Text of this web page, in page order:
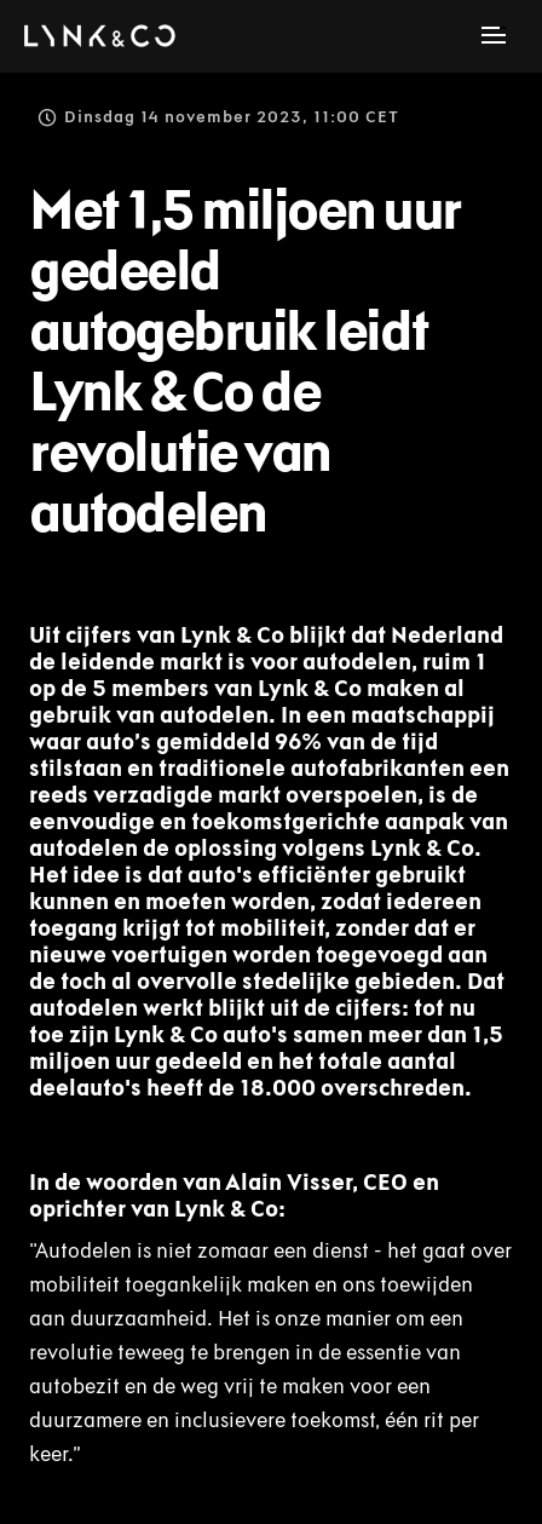
Dinsdag 14 november 2023, 11:00 CET
Met 1,5 miljoen uur
gedeeld
autogebruik leidt
Lynk & Co de
revolutie van
autodelen
Uit cijfers van Lynk & Co blijkt dat Nederland
de leidende markt is voor autodelen, ruim 1
op de 5 members van Lynk & Co maken al
gebruik van autodelen. In een maatschappij
waar auto’s gemiddeld 96% van de tijd
stilstaan en traditionele autofabrikanten een
reeds verzadigde markt overspoelen, is de
eenvoudige en toekomstgerichte aanpak van
autodelen de oplossing volgens Lynk & Co.
Het idee is dat auto's efficiënter gebruikt
kunnen en moeten worden, zodat iedereen
toegang krijgt tot mobiliteit, zonder dat er
nieuwe voertuigen worden toegevoegd aan
de toch al overvolle stedelijke gebieden. Dat
autodelen werkt blijkt uit de cijfers: tot nu
toe zijn Lynk & Co auto's samen meer dan 1,5
miljoen uur gedeeld en het totale aantal
deelauto's heeft de 18.000 overschreden.
In de woorden van Alain Visser, CEO en
oprichter van Lynk & Co:
"Autodelen is niet zomaar een dienst - het gaat over
mobiliteit toegankelijk maken en ons toewijden
aan duurzaamheid. Het is onze manier om een
revolutie teweeg te brengen in de essentie van
autobezit en de weg vrij te maken voor een
duurzamere en inclusievere toekomst, één rit per
keer.”